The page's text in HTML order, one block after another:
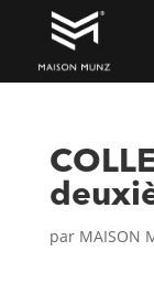
par MAISON